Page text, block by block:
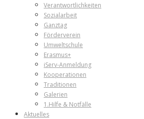
Verantwortlichkeiten
Sozialarbeit
Ganztag
Förderverein
Umweltschule
Erasmus+
iServ-Anmeldung
Kooperationen
Traditionen
Galerien
1.Hilfe & Notfälle
Aktuelles